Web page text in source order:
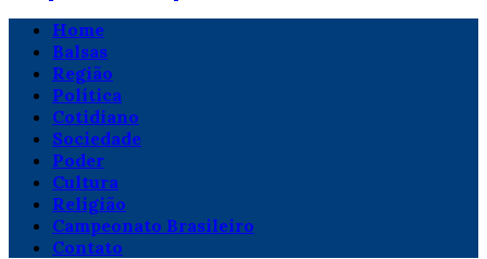
Home
Balsas
Região
Política
Cotidiano
Sociedade
Poder
Cultura
Religião
Campeonato Brasileiro
Contato